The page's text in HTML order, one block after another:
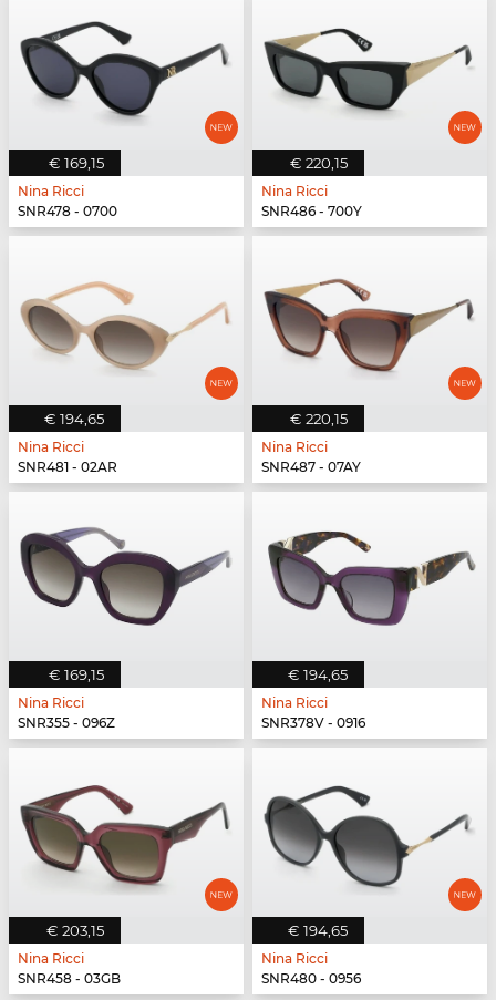
€ 169,15
Nina Ricci
SNR478 - 0700
€ 220,15
Nina Ricci
SNR486 - 700Y
€ 194,65
Nina Ricci
SNR481 - 02AR
€ 220,15
Nina Ricci
SNR487 - 07AY
€ 169,15
Nina Ricci
SNR355 - 096Z
€ 194,65
Nina Ricci
SNR378V - 0916
€ 203,15
Nina Ricci
SNR458 - 03GB
€ 194,65
Nina Ricci
SNR480 - 0956